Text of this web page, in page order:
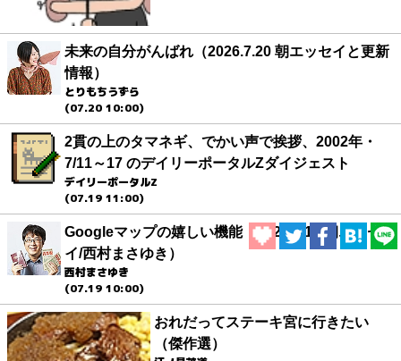
未来の自分がんばれ（2026.7.20 朝エッセイと更新
情報）
とりもちうずら
(07.20 10:00)
2貫の上のタマネギ、でかい声で挨拶、2002年・
7/11～17 のデイリーポータルZダイジェスト
デイリーポータルZ
(07.19 11:00)
Googleマップの嬉しい機能（2026.7.19 朝エッセ
イ/西村まさゆき）
西村まさゆき
(07.19 10:00)
おれだってステーキ宮に行きたい
（傑作選）